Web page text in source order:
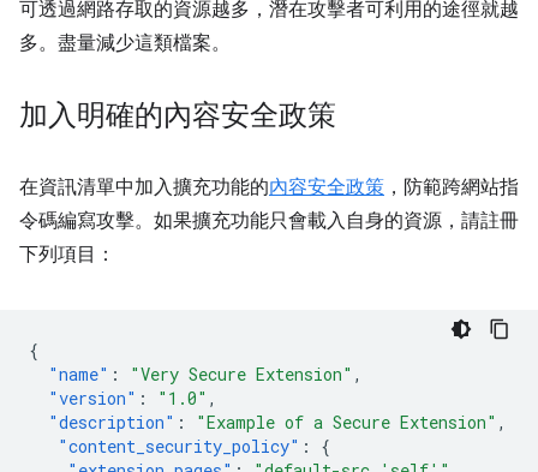
可透過網路存取的資源越多，潛在攻擊者可利用的途徑就越
多。盡量減少這類檔案。
加入明確的內容安全政策
在資訊清單中加入擴充功能的內容安全政策 ，防範跨網站指
令碼編寫攻擊。如果擴充功能只會載入自身的資源，請註冊
下列項目：
{
"name" : "Very Secure Extension" ,
"version" : "1.0" ,
"description" : "Example of a Secure Extension" ,
"content_security_policy" :
{